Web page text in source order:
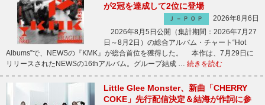
が2冠を達成して2位に登場
Ｊ－ＰＯＰ
2026年8月6日
2026年8月5日公開（集計期間：2026年7月27
日～8月2日）の総合アルバム・チャート“Hot
Albums”で、NEWSの『KMK』が総合首位を獲得した。 本作は、7月29日に
リリースされたNEWSの16thアルバム。グループ結成 … 続きを読む
Little Glee Monster、新曲「CHERRY
COKE」先行配信決定＆結海が作詞に参